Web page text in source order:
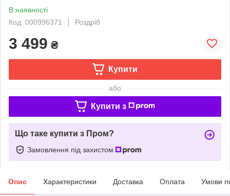
В наявності
Код: 000996371
Роздріб
3 499 ₴
Купити
або
Купити з
Що таке купити з Пром?
Замовлення під захистом
Опис Характеристики Доставка Оплата Умови